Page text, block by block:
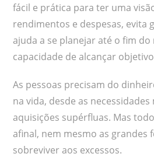
fácil e prática para ter uma
rendimentos e despesas, evita
ajuda a se planejar até o fim do
capacidade de alcançar
As pessoas precisam do
na vida, desde as necessidades
aquisições supérfluas. Mas
afinal, nem mesmo as grandes
sobreviver aos excessos.